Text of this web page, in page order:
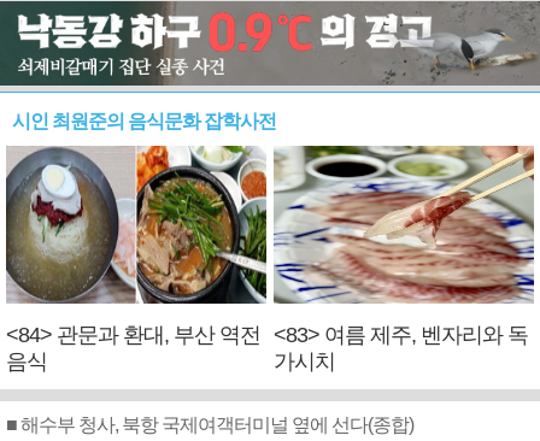
시인 최원준의 음식문화 잡학사전
<84> 관문과 환대, 부산 역전
음식
<83> 여름 제주, 벤자리와 독
가시치
■ 해수부 청사, 북항 국제여객터미널 옆에 선다(종합)